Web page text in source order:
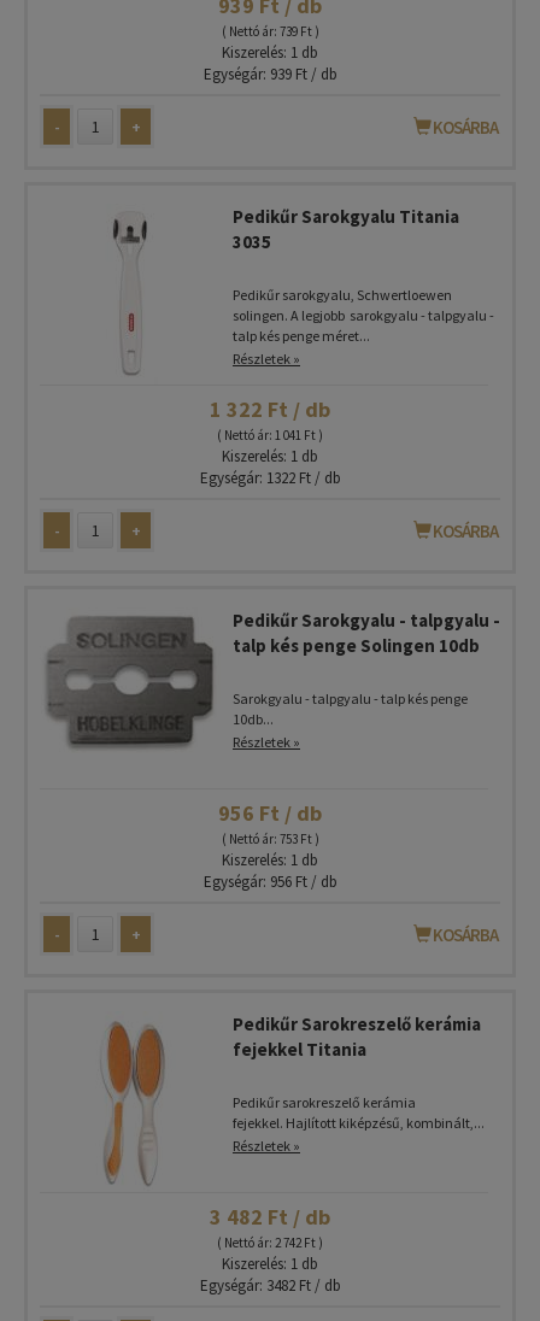
939 Ft / db
( Nettó ár: 739 Ft )
Kiszerelés: 1 db
Egységár: 939 Ft / db
- + KOSÁRBA
Pedikűr Sarokgyalu Titania
3035
Pedikűr sarokgyalu, Schwertloewen
solingen. A legjobb sarokgyalu - talpgyalu -
talp kés penge méret...
Részletek »
1 322 Ft / db
( Nettó ár: 1 041 Ft )
Kiszerelés: 1 db
Egységár: 1322 Ft / db
- + KOSÁRBA
Pedikűr Sarokgyalu - talpgyalu -
talp kés penge Solingen 10db
Sarokgyalu - talpgyalu - talp kés penge
10db...
Részletek »
956 Ft / db
( Nettó ár: 753 Ft )
Kiszerelés: 1 db
Egységár: 956 Ft / db
- + KOSÁRBA
Pedikűr Sarokreszelő kerámia
fejekkel Titania
Pedikűr sarokreszelő kerámia
fejekkel. Hajlított kiképzésű, kombinált,...
Részletek »
3 482 Ft / db
( Nettó ár: 2 742 Ft )
Kiszerelés: 1 db
Egységár: 3482 Ft / db